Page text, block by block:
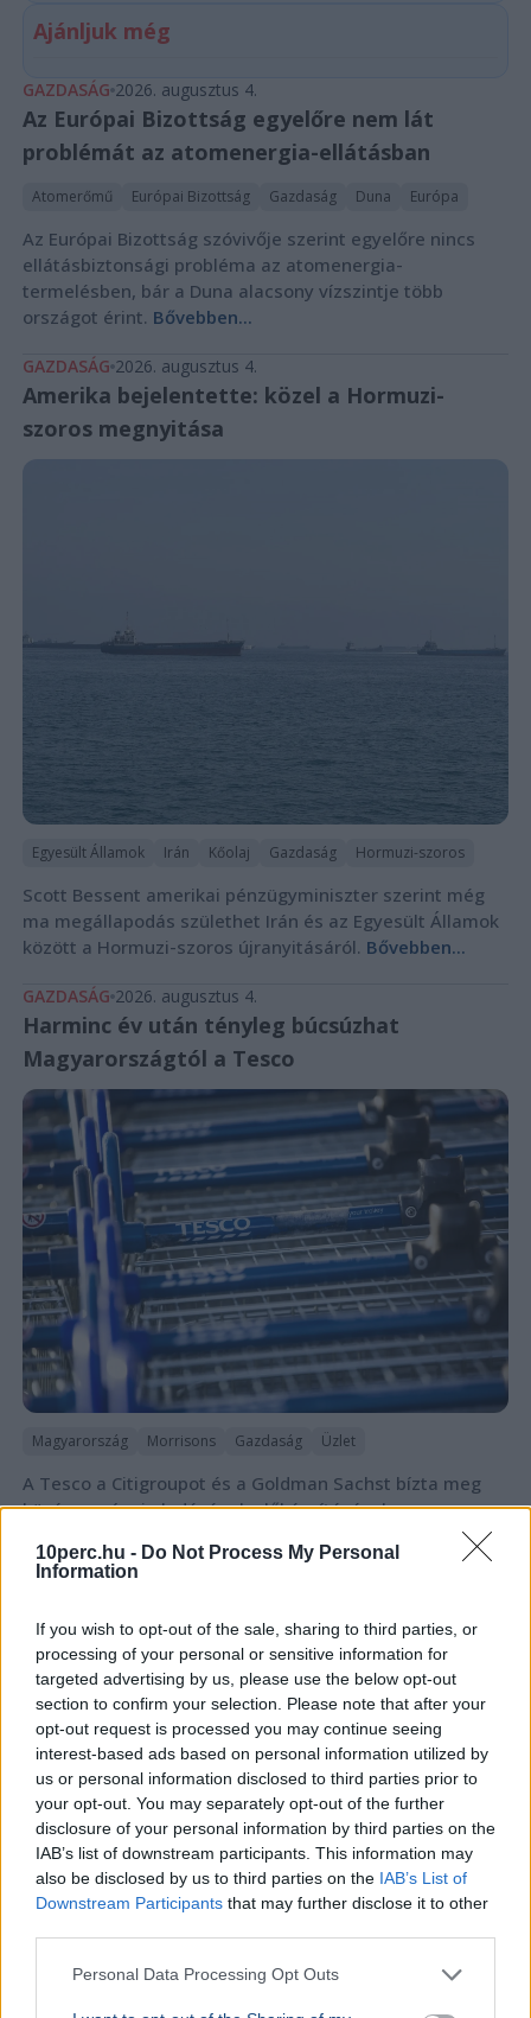
10perc.hu - Do Not Process My Personal
Information
If you wish to opt-out of the sale, sharing to third parties, or
processing of your personal or sensitive information for
targeted advertising by us, please use the below opt-out
section to confirm your selection. Please note that after your
opt-out request is processed you may continue seeing
interest-based ads based on personal information utilized by
us or personal information disclosed to third parties prior to
your opt-out. You may separately opt-out of the further
disclosure of your personal information by third parties on the
IAB’s list of downstream participants. This information may
also be disclosed by us to third parties on the IAB’s List of
Downstream Participants that may further disclose it to other
Personal Data Processing Opt Outs
Ajánljuk még
GAZDASÁG 2026. augusztus 4.
Az Európai Bizottság egyelőre nem lát
problémát az atomenergia-ellátásban
Atomerőmű Európai Bizottság Gazdaság Duna Európa
Az Európai Bizottság szóvivője szerint egyelőre nincs
ellátásbiztonsági probléma az atomenergia-
termelésben, bár a Duna alacsony vízszintje több
országot érint. Bővebben...
GAZDASÁG 2026. augusztus 4.
Amerika bejelentette: közel a Hormuzi-
szoros megnyitása
Egyesült Államok Irán Kőolaj Gazdaság Hormuzi-szoros
Scott Bessent amerikai pénzügyminiszter szerint még
ma megállapodás születhet Irán és az Egyesült Államok
között a Hormuzi-szoros újranyitásáról. Bővebben...
GAZDASÁG 2026. augusztus 4.
Harminc év után tényleg búcsúzhat
Magyarországtól a Tesco
Magyarország Morrisons Gazdaság Üzlet
A Tesco a Citigroupot és a Goldman Sachst bízta meg
közép-európai eladásának előkészítésével, a magyar
Bővebben...
Minimálbér
BELFÖLD
Magyarországon a legnehezebb
szegényként bíróságra menni
Az Amnesty International Magyarország szerint
az EU-ban nálunk a legnehezebb szegényként
bírósághoz fordulni, ezért a jövedelmi küszöb
emelését javaso...
GAZDASÁG